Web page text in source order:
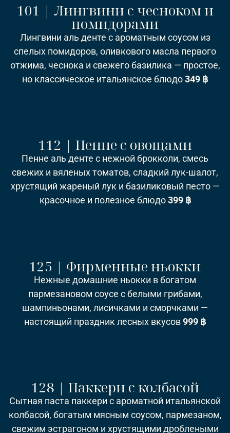
101 | Лингвини с чесноком и
помидорами
Лингвини аль денте с ароматным соусом из
спелых помидоров, оливкового масла первого
отжима, чеснока и свежего базилика — простое,
но классическое итальянское блюдо349 ฿
112 | Пенне с овощами
Пенне аль денте с нежной брокколи, смесь
свежих и вяленых томатов, сладкий лук-шалот,
хрустящий жареный лук и базиликовый песто —
красочное и полезное блюдо399 ฿
125 | Фирменные ньокки
Нежные домашние ньокки в богатом
пармезановом соусе с белыми грибами,
шампиньонами, лисичками и сморчками —
настоящий праздник лесных вкусов999 ฿
128 | Паккери с колбасой
Сытная паста паккери с ароматной итальянской
колбасой, богатым мясным соусом, пармезаном,
свежим эстрагоном и хрустящими дроблеными